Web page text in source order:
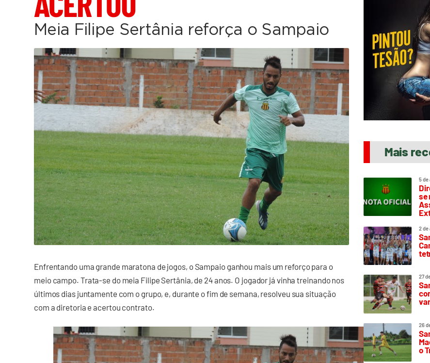
Meia Filipe Sertânia reforça o Sampaio
Enfrentando uma grande maratona de jogos, o Sampaio ganhou mais um reforço para o
meio campo. Trata-se do meia Filipe Sertânia, de 24 anos. O jogador já vinha treinando nos
últimos dias juntamente com o grupo, e, durante o fim de semana, resolveu sua situação
com a diretoria e acertou contrato.
Mais
5 de
se
2 de
27
26
o